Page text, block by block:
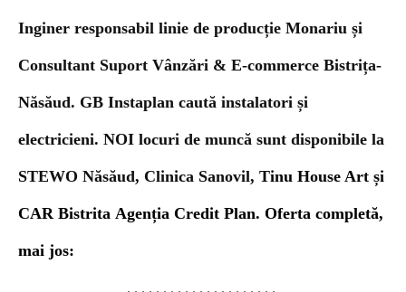
Inginer responsabil linie de producție Monariu și
Consultant Suport Vânzări & E-commerce Bistrița-
Năsăud. GB Instaplan caută instalatori și
electricieni. NOI locuri de muncă sunt disponibile la
STEWO Năsăud, Clinica Sanovil, Tinu House Art și
CAR Bistrita Agenția Credit Plan. Oferta completă,
mai jos: